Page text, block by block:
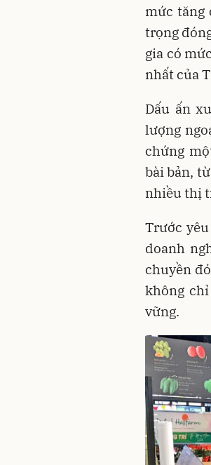
mức tăng
trọng
gia có
nhất của
Dấu ấn
lượng
chứng
bài bản,
nhiều thị
Trước
doanh
chuyền
không
vững.